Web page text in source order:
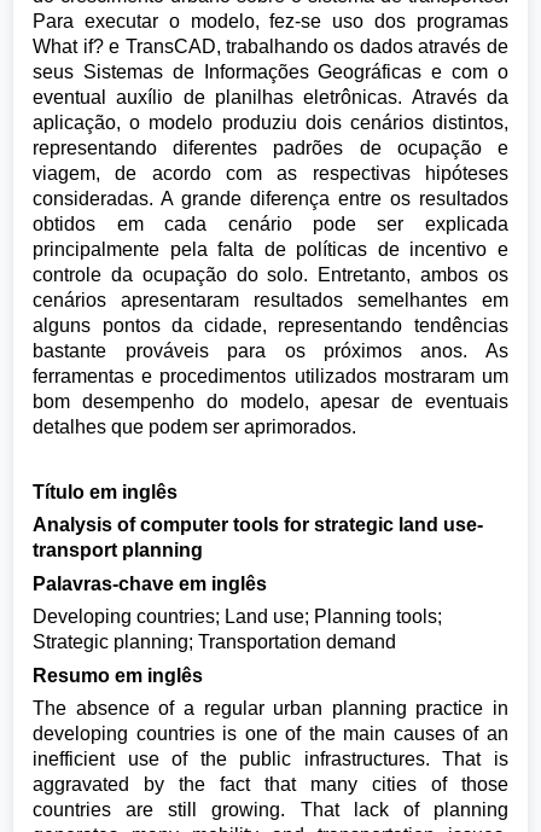
Para executar o modelo, fez-se uso dos programas
What if? e TransCAD, trabalhando os dados através de
seus Sistemas de Informações Geográficas e com o
eventual auxílio de planilhas eletrônicas. Através da
aplicação, o modelo produziu dois cenários distintos,
representando diferentes padrões de ocupação e
viagem, de acordo com as respectivas hipóteses
consideradas. A grande diferença entre os resultados
obtidos em cada cenário pode ser explicada
principalmente pela falta de políticas de incentivo e
controle da ocupação do solo. Entretanto, ambos os
cenários apresentaram resultados semelhantes em
alguns pontos da cidade, representando tendências
bastante prováveis para os próximos anos. As
ferramentas e procedimentos utilizados mostraram um
bom desempenho do modelo, apesar de eventuais
detalhes que podem ser aprimorados.
Título em inglês
Analysis of computer tools for strategic land use-
transport planning
Palavras-chave em inglês
Developing countries; Land use; Planning tools;
Strategic planning; Transportation demand
Resumo em inglês
The absence of a regular urban planning practice in
developing countries is one of the main causes of an
inefficient use of the public infrastructures. That is
aggravated by the fact that many cities of those
countries are still growing. That lack of planning